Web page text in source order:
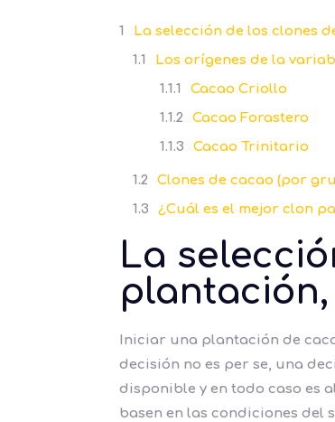
La selección de los clones
Los orígenes de la
Cacao Criollo
Cacao Forastero
Cacao Trinitario
Clones de cacao (por
¿Cuál es el mejor clon
La
Iniciar una plantación de
decisión no es per se, una
disponible y en todo caso es
basen en las condiciones del